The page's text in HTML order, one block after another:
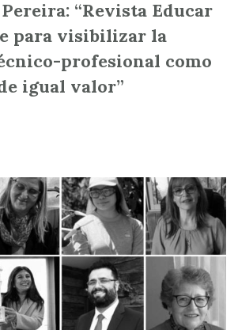
“Revista Educar
para visibilizar la
profesional como
igual valor”